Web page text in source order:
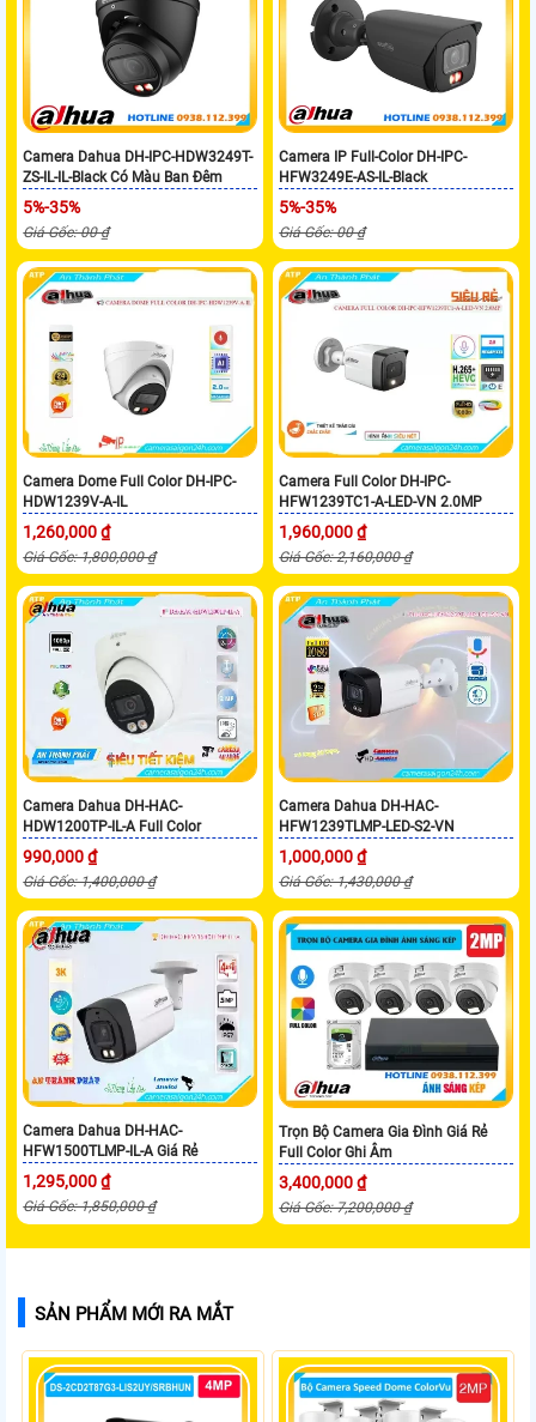
Camera Dahua DH-IPC-HDW3249T-
ZS-IL-IL-Black Có Màu Ban Đêm
5%-35%
Giá Gốc: 00 ₫
Camera IP Full-Color DH-IPC-
HFW3249E-AS-IL-Black
5%-35%
Giá Gốc: 00 ₫
Camera Dome Full Color DH-IPC-
HDW1239V-A-IL
1,260,000 ₫
Giá Gốc: 1,800,000 ₫
Camera Full Color DH-IPC-
HFW1239TC1-A-LED-VN 2.0MP
1,960,000 ₫
Giá Gốc: 2,160,000 ₫
Camera Dahua DH-HAC-
HDW1200TP-IL-A Full Color
990,000 ₫
Giá Gốc: 1,400,000 ₫
Camera Dahua DH-HAC-
HFW1239TLMP-LED-S2-VN
1,000,000 ₫
Giá Gốc: 1,430,000 ₫
Camera Dahua DH-HAC-
HFW1500TLMP-IL-A Giá Rẻ
1,295,000 ₫
Giá Gốc: 1,850,000 ₫
Trọn Bộ Camera Gia Đình Giá Rẻ
Full Color Ghi Âm
3,400,000 ₫
Giá Gốc: 7,200,000 ₫
SẢN PHẨM MỚI RA MẮT